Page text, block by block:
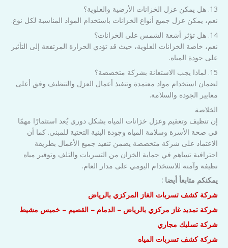
13. هل يمكن عزل الخزانات الأرضية والعلوية؟
نعم، يمكن عزل جميع أنواع الخزانات باستخدام المواد المناسبة لكل نوع.
14. هل تؤثر أشعة الشمس على الخزانات؟
نعم، خاصة الخزانات العلوية، حيث قد تؤدي الحرارة المرتفعة إلى التأثير
على جودة المياه.
15. لماذا يجب الاستعانة بشركة متخصصة؟
لضمان استخدام مواد معتمدة وتنفيذ أعمال العزل والتنظيف وفق أعلى
معايير الجودة والسلامة.
الخلاصة
إن تنظيف وتعقيم وعزل خزانات المياه بشكل دوري يُعد استثمارًا مهمًا
في صحة الأسرة وسلامة المياه وجودة البنية التحتية للمبنى. كما أن
الاعتماد على شركة متخصصة يضمن تنفيذ جميع الأعمال بطريقة
احترافية تساهم في حماية الخزان من التسربات والتلف وتوفير مياه
نظيفة وآمنة للاستخدام اليومي على مدار العام.
يمكنكم متابعأ أيضا :
شركة كشف تسربات الغاز المركزي بالرياض
شركة تمديد غاز مركزي بالرياض – الدمام – القصيم – خميس مشيط
شركة تسليك مجاري
شركة كشف تسربات المياه